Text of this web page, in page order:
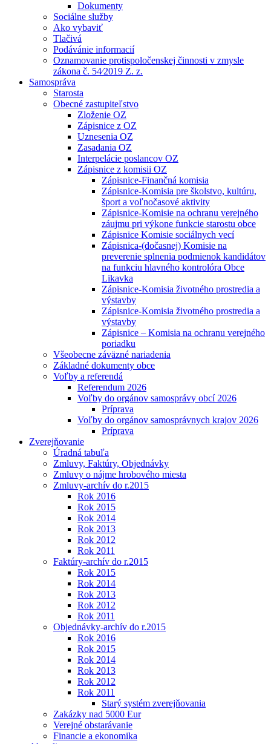
Dokumenty
Sociálne služby
Ako vybaviť
Tlačivá
Podávánie informacií
Oznamovanie protispoločenskej činnosti v zmysle
zákona č. 54⁄2019 Z. z.
Samospráva
Starosta
Obecné zastupiteľstvo
Zloženie OZ
Zápisnice z OZ
Uznesenia OZ
Zasadania OZ
Interpelácie poslancov OZ
Zápisnice z komisii OZ
Zápisnice-Finančná komisia
Zápisnice-Komisia pre školstvo, kultúru,
šport a voľnočasové aktivity
Zápisnice-Komisie na ochranu verejného
záujmu pri výkone funkcie starostu obce
Zápisnice Komisie sociálnych vecí
Zápisnica-(dočasnej) Komisie na
preverenie splnenia podmienok kandidátov
na funkciu hlavného kontrolóra Obce
Likavka
Zápisnice-Komisia životného prostredia a
výstavby
Zápisnice-Komisia životného prostredia a
výstavby
Zápisnice – Komisia na ochranu verejného
poriadku
Všeobecne záväzné nariadenia
Základné dokumenty obce
Voľby a referendá
Referendum 2026
Voľby do orgánov samosprávy obcí 2026
Príprava
Voľby do orgánov samosprávnych krajov 2026
Príprava
Zverejňovanie
Úradná tabuľa
Zmluvy, Faktúry, Objednávky
Zmluvy o nájme hrobového miesta
Zmluvy-archív do r.2015
Rok 2016
Rok 2015
Rok 2014
Rok 2013
Rok 2012
Rok 2011
Faktúry-archív do r.2015
Rok 2015
Rok 2014
Rok 2013
Rok 2012
Rok 2011
Objednávky-archív do r.2015
Rok 2016
Rok 2015
Rok 2014
Rok 2013
Rok 2012
Rok 2011
Starý systém zverejňovania
Zakázky nad 5000 Eur
Verejné obstarávanie
Financie a ekonomika